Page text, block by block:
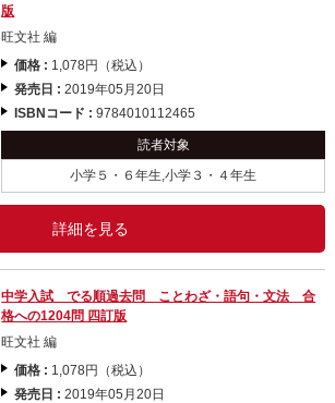
版
旺文社 編
価格 : 1,078円（税込）
発売日 :2019年05月20日
ISBNコード :9784010112465
読者対象
小学５・６年生,小学３・４年生
詳細を見る
中学入試 でる順過去問 ことわざ・語句・文法 合
格への1204問 四訂版
旺文社 編
価格 : 1,078円（税込）
発売日 :2019年05月20日